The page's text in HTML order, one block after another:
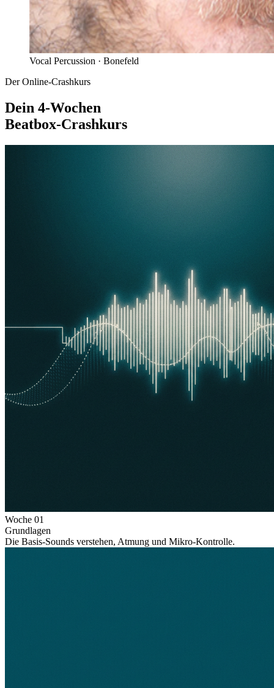
Vocal Percussion · Bonefeld
Der Online-Crashkurs
Dein 4-Wochen
Beatbox-Crashkurs
Woche 01
Grundlagen
Die Basis-Sounds verstehen, Atmung und Mikro-Kontrolle.